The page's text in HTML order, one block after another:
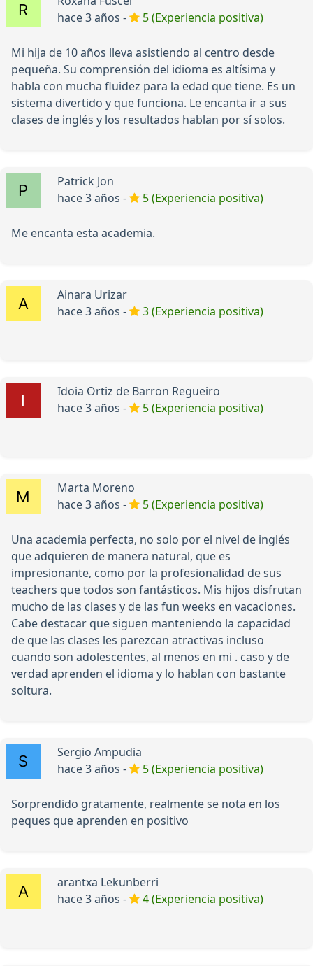
hace 3 años -
5 (Experiencia positiva)
Mi hija de 10 años lleva asistiendo al centro desde
pequeña. Su comprensión del idioma es altísima y
habla con mucha fluidez para la edad que tiene. Es un
sistema divertido y que funciona. Le encanta ir a sus
clases de inglés y los resultados hablan por sí solos.
Patrick Jon
hace 3 años -
5 (Experiencia positiva)
Me encanta esta academia.
Ainara Urizar
hace 3 años -
3 (Experiencia positiva)
Idoia Ortiz de Barron Regueiro
hace 3 años -
5 (Experiencia positiva)
Marta Moreno
hace 3 años -
5 (Experiencia positiva)
Una academia perfecta, no solo por el nivel de inglés
que adquieren de manera natural, que es
impresionante, como por la profesionalidad de sus
teachers que todos son fantásticos. Mis hijos disfrutan
mucho de las clases y de las fun weeks en vacaciones.
Cabe destacar que siguen manteniendo la capacidad
de que las clases les parezcan atractivas incluso
cuando son adolescentes, al menos en mi . caso y de
verdad aprenden el idioma y lo hablan con bastante
soltura.
Sergio Ampudia
hace 3 años -
5 (Experiencia positiva)
Sorprendido gratamente, realmente se nota en los
peques que aprenden en positivo
arantxa Lekunberri
hace 3 años -
4 (Experiencia positiva)